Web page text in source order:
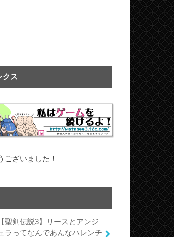
クス
ございました！
【聖剣伝説3】リースとアンジ
ラってなんであんなハレンチ